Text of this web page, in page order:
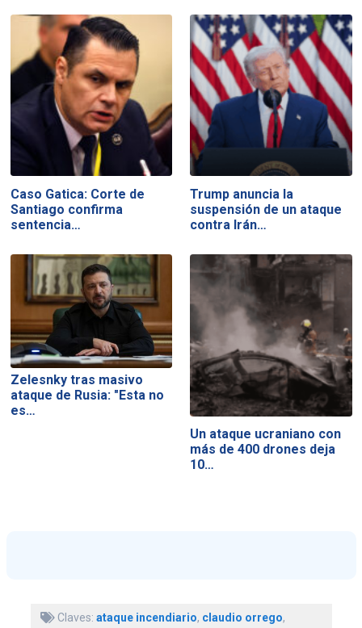
Caso Gatica: Corte de
Santiago confirma
sentencia…
Trump anuncia la
suspensión de un ataque
contra Irán…
Zelesnky tras masivo
ataque de Rusia: "Esta no
es…
Un ataque ucraniano con
más de 400 drones deja
10…
Claves: ataque incendiario, claudio orrego,